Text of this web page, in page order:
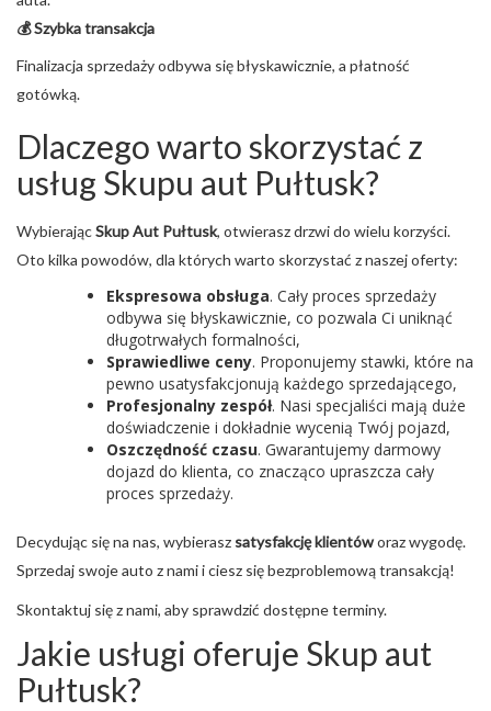
💰 Szybka transakcja
Finalizacja sprzedaży odbywa się błyskawicznie, a płatność
gotówką.
Dlaczego warto skorzystać z
usług Skupu aut Pułtusk?
WybierającSkup Aut Pułtusk, otwierasz drzwi do wielu korzyści.
Oto kilka powodów, dla których warto skorzystać z naszej oferty:
Ekspresowa obsługa. Cały proces sprzedaży
odbywa się błyskawicznie, co pozwala Ci uniknąć
długotrwałych formalności,
Sprawiedliwe ceny. Proponujemy stawki, które na
pewno usatysfakcjonują każdego sprzedającego,
Profesjonalny zespół. Nasi specjaliści mają duże
doświadczenie i dokładnie wycenią Twój pojazd,
Oszczędność czasu. Gwarantujemy darmowy
dojazd do klienta, co znacząco upraszcza cały
proces sprzedaży.
Decydując się na nas, wybierasz satysfakcję klientóworaz wygodę.
Sprzedaj swoje auto z nami i ciesz się bezproblemową transakcją!
Skontaktuj się z nami, aby sprawdzić dostępne terminy.
Jakie usługi oferuje Skup aut
Pułtusk?